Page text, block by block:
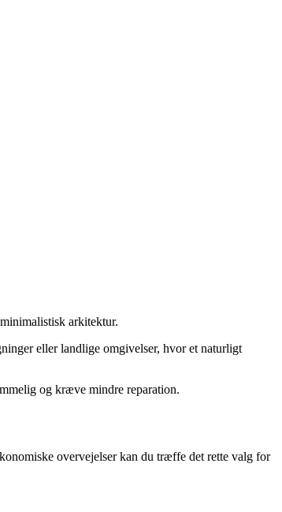
arkitektur.
eller landlige omgivelser, hvor et naturligt
og kræve mindre reparation.
overvejelser kan du træffe det rette valg for